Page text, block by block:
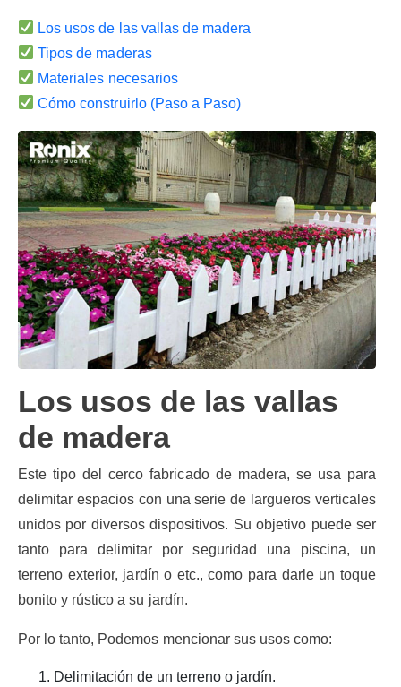
Los usos de las vallas de madera
Tipos de maderas
Materiales necesarios
Cómo construirlo (Paso a Paso)
Los usos de las vallas
de madera
Este tipo del cerco fabricado de madera, se usa para
delimitar espacios con una serie de largueros verticales
unidos por diversos dispositivos. Su objetivo puede ser
tanto para delimitar por seguridad una piscina, un
terreno exterior, jardín o etc., como para darle un toque
bonito y rústico a su jardín.
Por lo tanto, Podemos mencionar sus usos como:
Delimitación de un terreno o jardín.